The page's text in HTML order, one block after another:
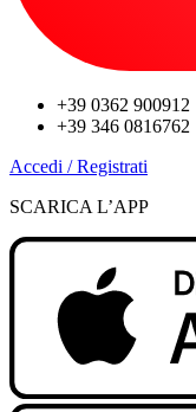
+39 0362 900912
+39 346 0816762
Accedi / Registrati
SCARICA L’APP